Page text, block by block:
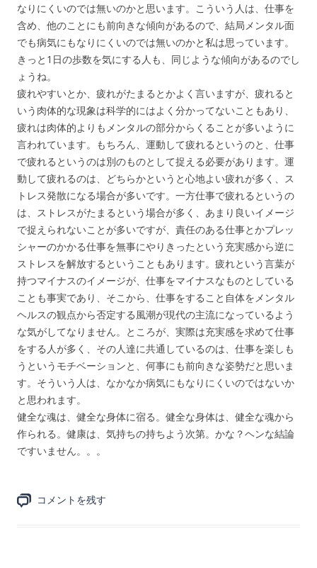
なりにくいのでは無いのかと思います。こういう人は、仕事を
含め、他のことにも前向きな傾向があるので、結局メンタル面
でも病気にもなりにくいのでは無いのかと私は思っています。
きっと1日の歩数を気にする人も、同じような傾向があるのでし
ょうね。
疲れやすいとか、疲れがたまるとかよく言いますが、疲れると
いう肉体的な現象は科学的にはよく分かってないこともあり、
疲れは肉体的よりもメンタルの部分からくることが多いように
言われています。もちろん、運動して疲れるというのと、仕事
で疲れるというのは別のものとして捉える必要があります。運
動して疲れるのは、どちらかというと心地よい疲れが多く、ス
トレス発散になる場合が多いです。一方仕事で疲れるというの
は、ストレスがたまるという場合が多く、あまり良いイメージ
で捉えられないことが多いですが、責任のある仕事とかプレッ
シャーのかかる仕事を無事にやりきったという充実感から逆に
ストレスを解放するということもあります。疲れという言葉が
持つマイナスのイメージが、仕事をマイナスなものとしている
ことも事実であり、そこから、仕事をすること自体をメンタル
ヘルスの観点から否定する風潮が現代の主流になっているよう
な気がしてなりません。ところが、実際は充実感を求めて仕事
をする人が多く、その人達に共通しているのは、仕事を楽しも
うというモチベーションと、何事にも前向きな姿勢だと思いま
す。そういう人は、なかなか病気にもなりにくいのではないか
と思われます。
健全な魂は、健全な身体に宿る。健全な身体は、健全な魂から
作られる。健康は、気持ちの持ちよう次第。かな？ヘンな結論
ですいません。。。
コメントを残す